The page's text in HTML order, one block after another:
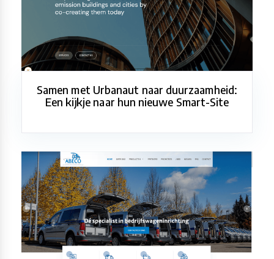
Samen met Urbanaut naar duurzaamheid:
Een kijkje naar hun nieuwe Smart-Site